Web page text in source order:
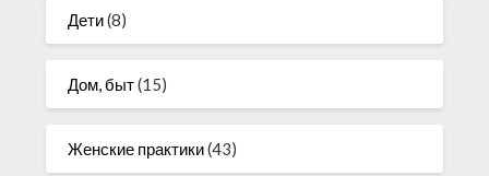
Дети(8)
Дом, быт(15)
Женские практики(43)